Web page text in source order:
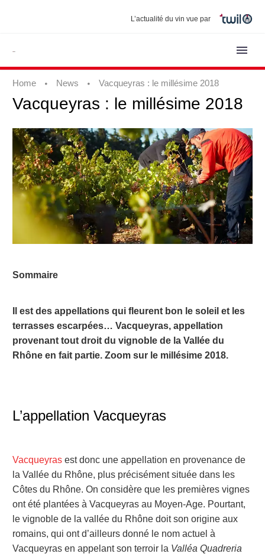
L’actualité du vin vue par
Home News Vacqueyras : le millésime 2018
Vacqueyras : le millésime 2018
Sommaire
Il est des appellations qui fleurent bon le soleil et les
terrasses escarpées… Vacqueyras, appellation
provenant tout droit du vignoble de la Vallée du
Rhône en fait partie. Zoom sur le millésime 2018.
L’appellation Vacqueyras
Vacqueyras est donc une appellation en provenance de
la Vallée du Rhône, plus précisément située dans les
Côtes du Rhône. On considère que les premières vignes
ont été plantées à Vacqueyras au Moyen-Age. Pourtant,
le vignoble de la vallée du Rhône doit son origine aux
romains, qui ont d’ailleurs donné le nom actuel à
Vacqueyras en appelant son terroir la Valléa Quadreria